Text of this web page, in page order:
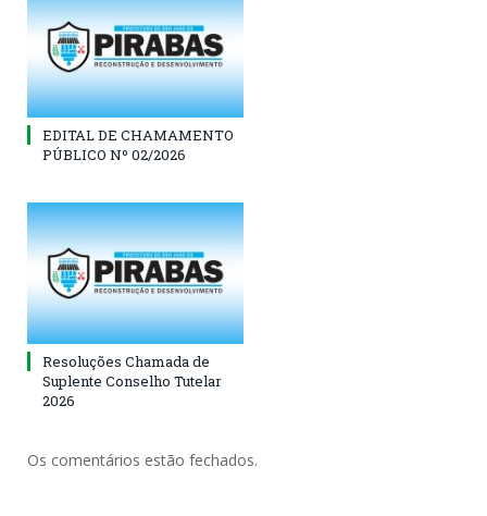
EDITAL DE CHAMAMENTO
PÚBLICO Nº 02/2026
Resoluções Chamada de
Suplente Conselho Tutelar
2026
Os comentários estão fechados.